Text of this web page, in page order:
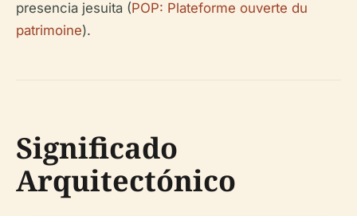
presencia jesuita (POP: Plateforme ouverte du
patrimoine).
Significado
Arquitectónico